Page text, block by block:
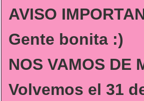
AVISO
Gente bonita :)
NOS VAMOS DE
Volvemos el 31